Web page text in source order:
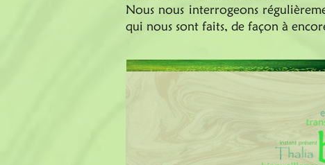
Nous nous interrogeons
qui nous sont faits, de façon à